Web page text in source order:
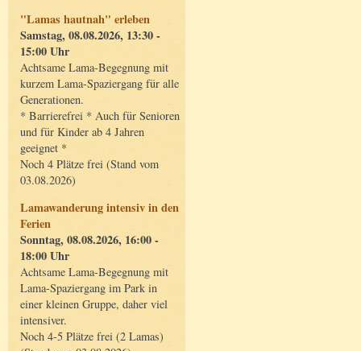
"Lamas hautnah" erleben
Samstag, 08.08.2026, 13:30 -
15:00 Uhr
Achtsame Lama-Begegnung mit
kurzem Lama-Spaziergang für alle
Generationen.
* Barrierefrei * Auch für Senioren
und für Kinder ab 4 Jahren
geeignet *
Noch 4 Plätze frei (Stand vom
03.08.2026)
Lamawanderung intensiv in den
Ferien
Sonntag, 08.08.2026, 16:00 -
18:00 Uhr
Achtsame Lama-Begegnung mit
Lama-Spaziergang im Park in
einer kleinen Gruppe, daher viel
intensiver.
Noch 4-5 Plätze frei (2 Lamas)